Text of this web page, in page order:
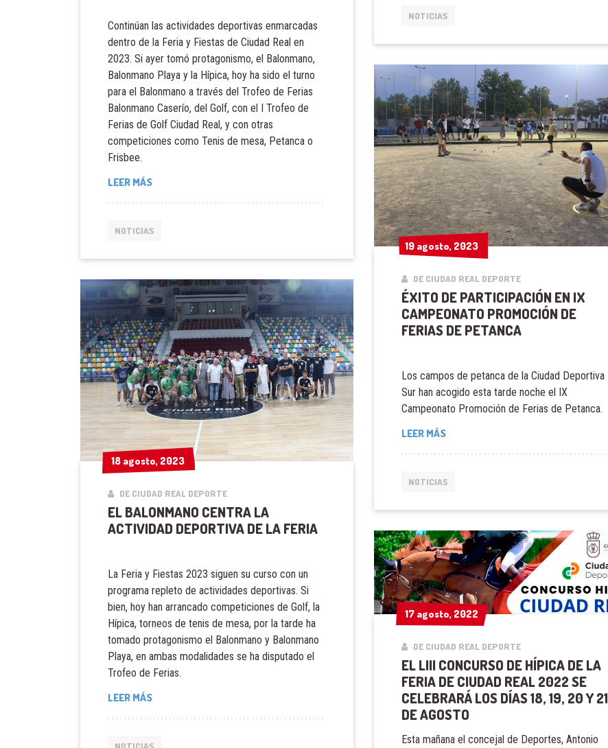
NOTICIAS
Continúan las actividades deportivas enmarcadas
dentro de la Feria y Fiestas de Ciudad Real en
2023. Si ayer tomó protagonismo, el Balonmano,
Balonmano Playa y la Hípica, hoy ha sido el turno
para el Balonmano a través del Trofeo de Ferias
Balonmano Caserío, del Golf, con el I Trofeo de
Ferias de Golf Ciudad Real, y con otras
competiciones como Tenis de mesa, Petanca o
Frisbee.
LEER MÁS
NOTICIAS
19 agosto, 2023
19 agosto, 2023
DE CIUDAD REAL DEPORTE
ÉXITO DE PARTICIPACIÓN EN IX
CAMPEONATO PROMOCIÓN DE
FERIAS DE PETANCA
Los campos de petanca de la Ciudad Deportiva
Sur han acogido esta tarde noche el IX
Campeonato Promoción de Ferias de Petanca.
LEER MÁS
NOTICIAS
18 agosto, 2023
18 agosto, 2023
DE CIUDAD REAL DEPORTE
EL BALONMANO CENTRA LA
ACTIVIDAD DEPORTIVA DE LA FERIA
La Feria y Fiestas 2023 siguen su curso con un
programa repleto de actividades deportivas. Si
bien, hoy han arrancado competiciones de Golf, la
Hípica, torneos de tenis de mesa, por la tarde ha
tomado protagonismo el Balonmano y Balonmano
Playa, en ambas modalidades se ha disputado el
Trofeo de Ferias.
LEER MÁS
17 agosto, 2022
17 agosto, 2022
DE CIUDAD REAL DEPORTE
EL LIII CONCURSO DE HÍPICA DE LA
FERIA DE CIUDAD REAL 2022 SE
CELEBRARÁ LOS DÍAS 18, 19, 20 Y 21
DE AGOSTO
Esta mañana el concejal de Deportes, Antonio